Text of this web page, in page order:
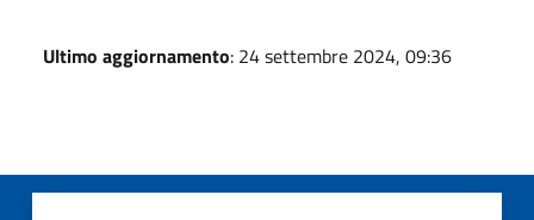
Ultimo aggiornamento: 24 settembre 2024, 09:36